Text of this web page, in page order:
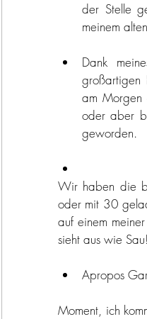
der Stelle
meinem
Dank
großartigen
am Morgen
oder aber
geworden.
Wir haben die
oder mit 30
auf einem
sieht aus wie
Apropos
Moment, ich